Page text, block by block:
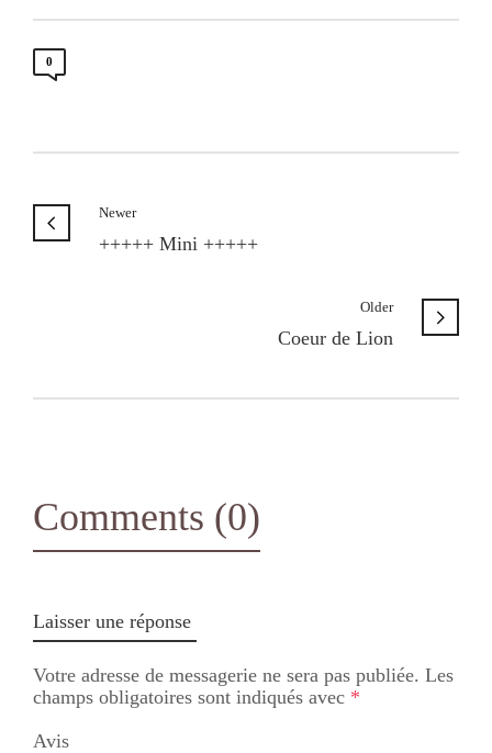
0
Newer
+++++ Mini +++++
Older
Coeur de Lion
Comments (0)
Laisser une réponse
Votre adresse de messagerie ne sera pas publiée. Les
champs obligatoires sont indiqués avec *
Avis